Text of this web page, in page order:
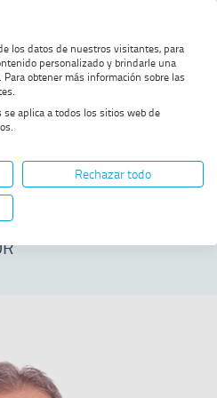
TRAIL OPTIONS
Romero Hernandez
los datos de nuestros visitantes, para
personalizado y brindarle una
obtener más información sobre las
aplica a todos los sitios web de
Rechazar todo